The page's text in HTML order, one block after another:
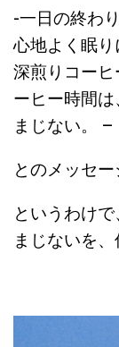
-一日の終わ
心地よく眠
深煎りコー
ーヒー時間
まじない。 –
とのメッセー
というわけ
まじないを